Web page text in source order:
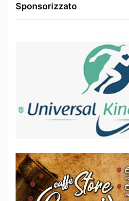
Sponsorizzato